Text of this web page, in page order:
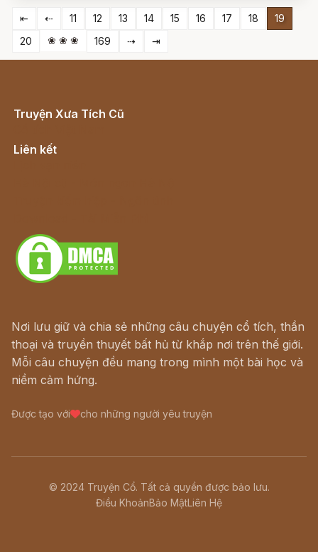
⇤ ⇠ 11 12 13 14 15 16 17 18
19
20
❀ ❀ ❀ 169 ⇢ ⇥
Truyện Xưa Tích Cũ
Liên kết
Nơi lưu giữ và chia sẻ những câu chuyện cổ tích, thần
thoại và truyền thuyết bất hủ từ khắp nơi trên thế giới.
Mỗi câu chuyện đều mang trong mình một bài học và
niềm cảm hứng.
Được tạo với cho những người yêu truyện
© 2024 Truyện Cổ. Tất cả quyền được bảo lưu.
Điều KhoảnBảo MậtLiên Hệ